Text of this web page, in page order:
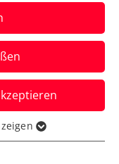
in